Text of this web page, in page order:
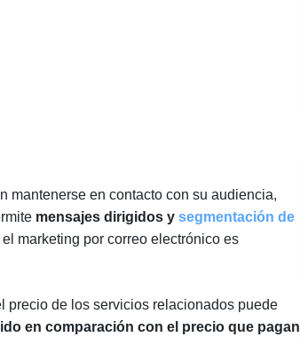
mantenerse en contacto con su audiencia,
mensajes dirigidos y segmentación de
marketing por correo electrónico es
precio de los servicios relacionados puede
en comparación con el precio que pagan